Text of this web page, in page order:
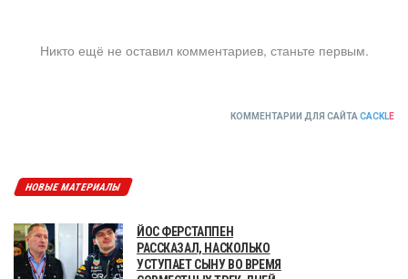
Никто ещё не оставил комментариев, станьте первым.
КОММЕНТАРИИ ДЛЯ САЙТА CACKLE
НОВЫЕ МАТЕРИАЛЫ
ЙОС ФЕРСТАППЕН
РАССКАЗАЛ, НАСКОЛЬКО
УСТУПАЕТ СЫНУ ВО ВРЕМЯ